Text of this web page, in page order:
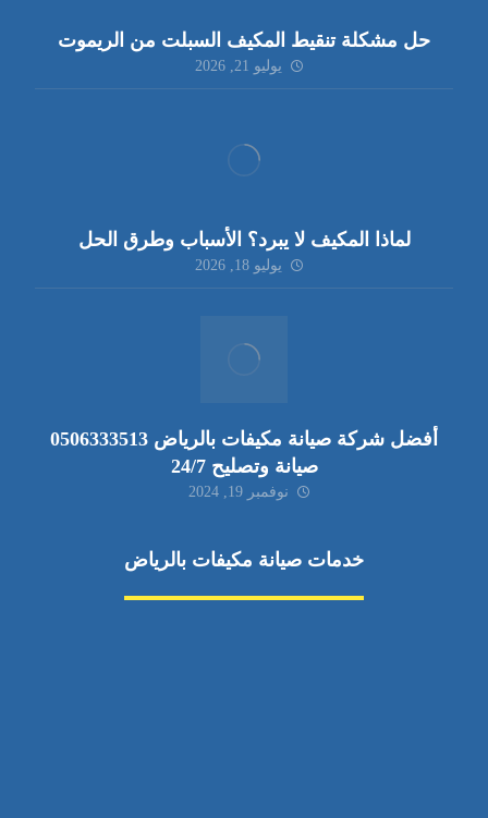
حل مشكلة تنقيط المكيف السبلت من الريموت
يوليو 21, 2026
لماذا المكيف لا يبرد؟ الأسباب وطرق الحل
يوليو 18, 2026
أفضل شركة صيانة مكيفات بالرياض 0506333513
صيانة وتصليح 24/7
نوفمبر 19, 2024
خدمات صيانة مكيفات بالرياض